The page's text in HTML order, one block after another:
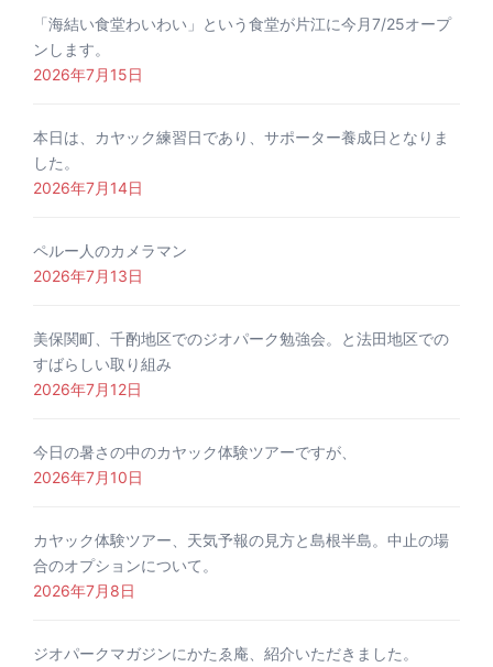
「海結い食堂わいわい」という食堂が片江に今月7/25オープ
ンします。
2026年7月15日
本日は、カヤック練習日であり、サポーター養成日となりま
した。
2026年7月14日
ペルー人のカメラマン
2026年7月13日
美保関町、千酌地区でのジオパーク勉強会。と法田地区での
すばらしい取り組み
2026年7月12日
今日の暑さの中のカヤック体験ツアーですが、
2026年7月10日
カヤック体験ツアー、天気予報の見方と島根半島。中止の場
合のオプションについて。
2026年7月8日
ジオパークマガジンにかたゑ庵、紹介いただきました。